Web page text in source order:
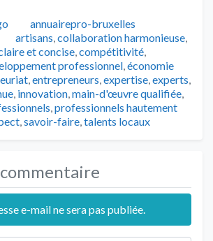
Auteur
annuairepro-bruxelles
Tags
artisans,collaboration harmonieuse,
et concise,compétitivité,
professionnel,économie
,entrepreneurs,expertise,experts,
, innovation,main-d'œuvre qualifiée,
,professionnels hautement
,savoir-faire,talents locaux
e-mail ne sera pas publiée.